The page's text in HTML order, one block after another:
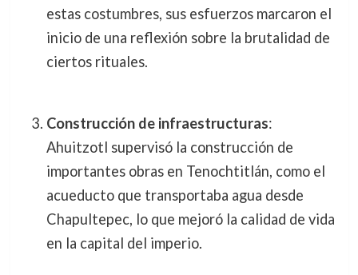
estas costumbres, sus esfuerzos marcaron el
inicio de una reflexión sobre la brutalidad de
ciertos rituales.
Construcción de infraestructuras:
Ahuitzotl supervisó la construcción de
importantes obras en Tenochtitlán, como el
acueducto que transportaba agua desde
Chapultepec, lo que mejoró la calidad de vida
en la capital del imperio.